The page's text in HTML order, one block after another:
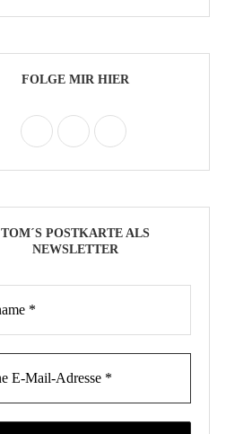
FOLGE MIR HIER
TOM´S POSTKARTE ALS
NEWSLETTER